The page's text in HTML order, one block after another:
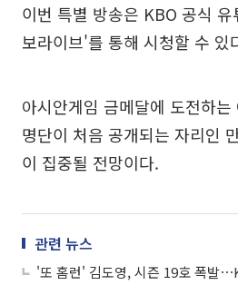
이번 특별 방송은 KBO 공식
보라이브'를 통해 시청할 수 있
아시안게임 금메달에 도전하
명단이 처음 공개되는 자리인
이 집중될 전망이다.
관련 뉴스
'또 홈런' 김도영, 시즌 19호 폭발